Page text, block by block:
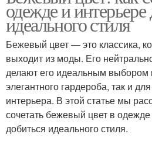
одежде и интерьере
идеального стиля
Бежевый цвет — это классика,
выходит из моды. Его
делают его идеальным выбором
элегантного гардероба, так и
интерьера. В этой статье мы
сочетать бежевый цвет в
добиться идеального стиля.